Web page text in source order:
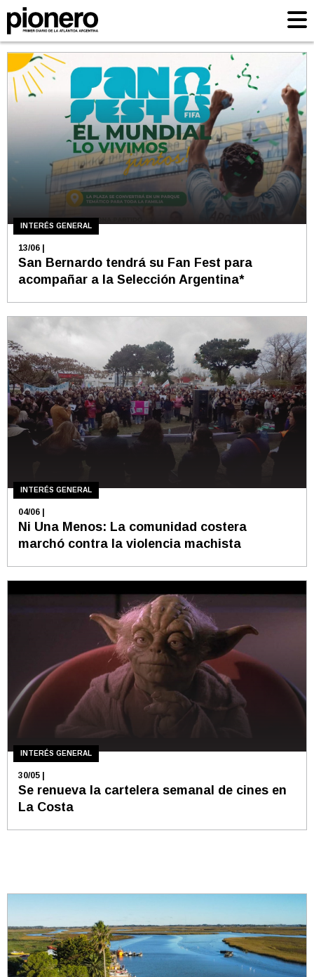
INTERÉS GENERAL
13/06 |
San Bernardo tendrá su Fan Fest para
acompañar a la Selección Argentina*
INTERÉS GENERAL
04/06 |
Ni Una Menos: La comunidad costera
marchó contra la violencia machista
INTERÉS GENERAL
30/05
Se renueva la cartelera semanal de cines en
La Costa